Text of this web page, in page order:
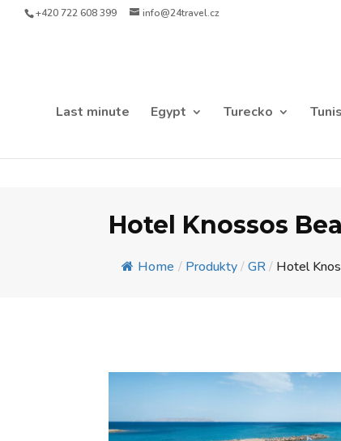
+420 722 608 399 info@24travel.cz
Last minute Egypt Turecko
Hotel Knossos
Home / Produkty / GR / Hotel